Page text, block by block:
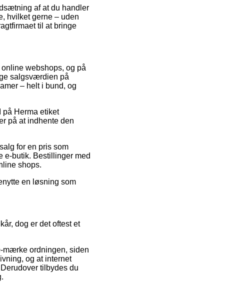
af at du handler
hvilket gerne – uden
til at bringe
webshops, og på
salgsværdien på
– helt i bund, og
på Herma etiket
på at indhente den
for en pris som
e-butik. Bestillinger med
shops.
en løsning som
dog er det oftest et
mærke ordningen, siden
og at internet
tilbydes du